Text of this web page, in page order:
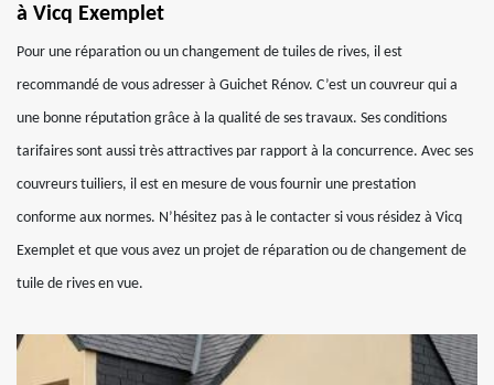
à Vicq Exemplet
Pour une réparation ou un changement de tuiles de rives, il est
recommandé de vous adresser à Guichet Rénov. C’est un couvreur qui a
une bonne réputation grâce à la qualité de ses travaux. Ses conditions
tarifaires sont aussi très attractives par rapport à la concurrence. Avec ses
couvreurs tuiliers, il est en mesure de vous fournir une prestation
conforme aux normes. N’hésitez pas à le contacter si vous résidez à Vicq
Exemplet et que vous avez un projet de réparation ou de changement de
tuile de rives en vue.